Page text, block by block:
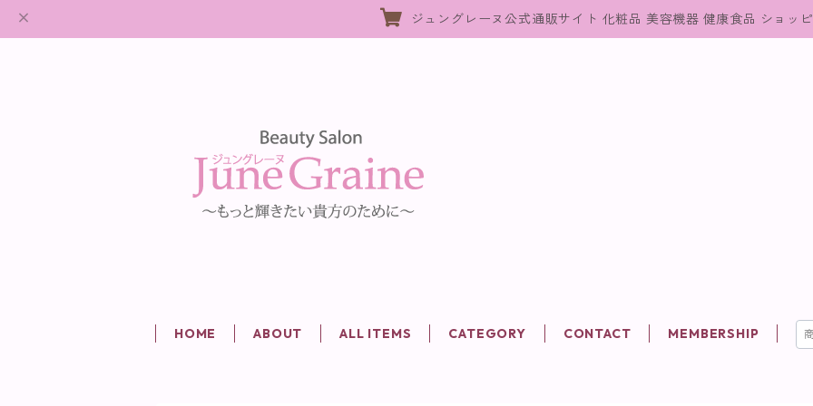
ジュングレーヌ公式通販サイト 化粧品 美容機器 健康食品 ショッ
HOME ABOUT ALL ITEMS CATEGORY CONTACT MEMBERSHIP